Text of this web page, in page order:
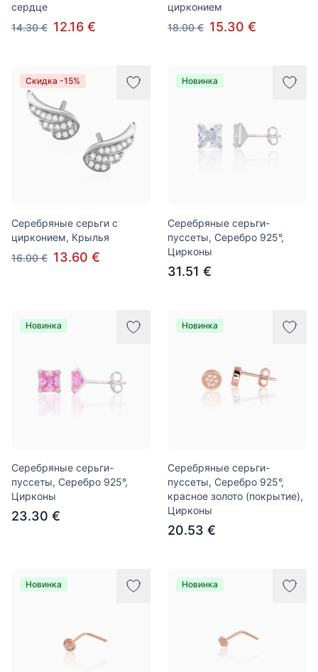
сердце
14.30 € 12.16 €
цирконием
18.00 € 15.30 €
Скидка -15%
Серебряные серьги с
цирконием, Крылья
16.00 € 13.60 €
Новинка
Серебряные серьги-
пуссеты, Серебро 925°,
Цирконы
31.51 €
Новинка
Серебряные серьги-
пуссеты, Серебро 925°,
Цирконы
23.30 €
Новинка
Серебряные серьги-
пуссеты, Серебро 925°,
красное золото (покрытие),
Цирконы
20.53 €
Новинка Новинка